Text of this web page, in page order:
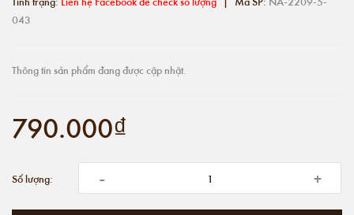
043
Thông tin sản phẩm đang được cập nhật.
790.000₫
Số lượng: - +